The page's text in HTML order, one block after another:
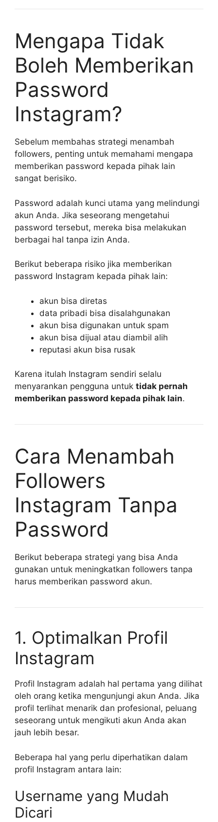
Mengapa Tidak
Boleh Memberikan
Password
Instagram?
Sebelum membahas strategi menambah
followers, penting untuk memahami mengapa
memberikan password kepada pihak lain
sangat berisiko.
Password adalah kunci utama yang melindungi
akun Anda. Jika seseorang mengetahui
password tersebut, mereka bisa melakukan
berbagai hal tanpa izin Anda.
Berikut beberapa risiko jika memberikan
password Instagram kepada pihak lain:
akun bisa diretas
data pribadi bisa disalahgunakan
akun bisa digunakan untuk spam
akun bisa dijual atau diambil alih
reputasi akun bisa rusak
Karena itulah Instagram sendiri selalu
menyarankan pengguna untuk tidak pernah
memberikan password kepada pihak lain.
Cara Menambah
Followers
Instagram Tanpa
Password
Berikut beberapa strategi yang bisa Anda
gunakan untuk meningkatkan followers tanpa
harus memberikan password akun.
1. Optimalkan Profil
Instagram
Profil Instagram adalah hal pertama yang dilihat
oleh orang ketika mengunjungi akun Anda. Jika
profil terlihat menarik dan profesional, peluang
seseorang untuk mengikuti akun Anda akan
jauh lebih besar.
Beberapa hal yang perlu diperhatikan dalam
profil Instagram antara lain:
Username yang Mudah
Dicari